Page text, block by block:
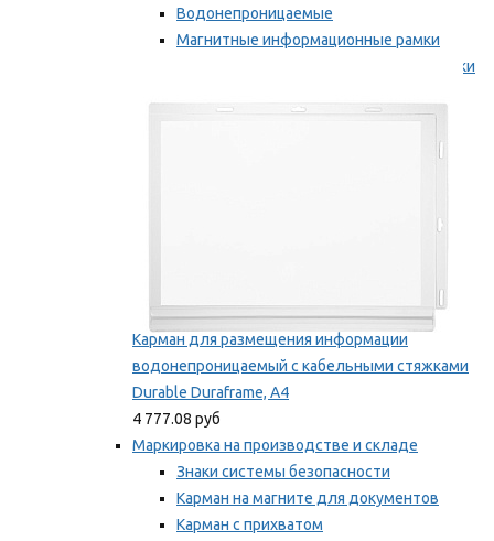
Водонепроницаемые
Магнитные информационные рамки
Самоклеящиеся информационные рамки
Карман для размещения информации
водонепроницаемый с кабельными стяжками
Durable Duraframe, А4
4 777.08 руб
Маркировка на производстве и складе
Знаки системы безопасности
Карман на магните для документов
Карман с прихватом